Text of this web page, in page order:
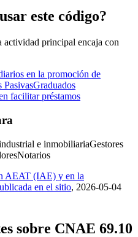
este código?
actividad principal encaja con
en la promoción de
PasivasGraduados
facilitar préstamos
e inmobiliariaGestores
Notarios
AEAT (IAE) y en la
en el sitio, 2026-05-04
sobre CNAE 69.10